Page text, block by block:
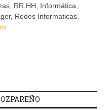
RR.HH, Informática,
Redes Informaticas.